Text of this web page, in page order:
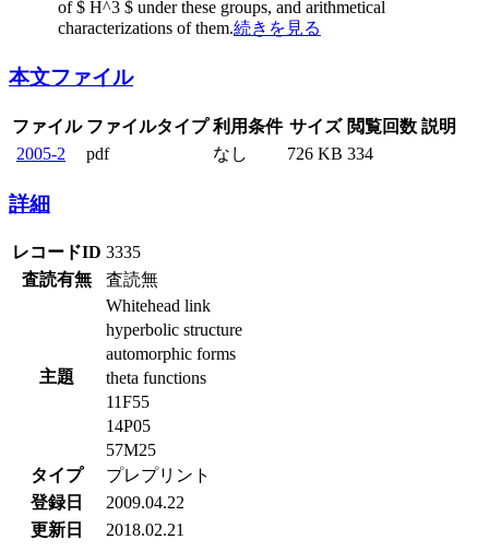
of $ H^3 $ under these groups, and arithmetical
characterizations of them.続きを見る
本文ファイル
ファイル ファイルタイプ 利用条件 サイズ 閲覧回数 説明
2005-2
pdf なし 726 KB 334
詳細
レコードID 3335
査読有無
査読無
主題
Whitehead link
hyperbolic structure
automorphic forms
theta functions
11F55
14P05
57M25
タイプ
プレプリント
登録日
2009.04.22
更新日
2018.02.21